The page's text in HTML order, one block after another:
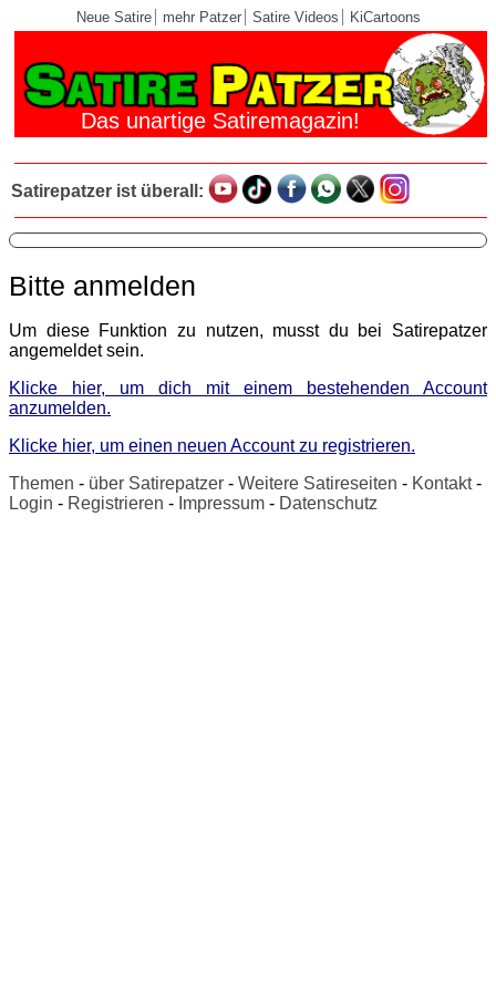
Neue Satire mehr Patzer Satire Videos KiCartoons
Das unartige Satiremagazin!
Satirepatzer ist überall:
Bitte anmelden
Um diese Funktion zu nutzen, musst du bei Satirepatzer
angemeldet sein.
Klicke hier, um dich mit einem bestehenden Account
anzumelden.
Klicke hier, um einen neuen Account zu registrieren.
Themen - über Satirepatzer - Weitere Satireseiten - Kontakt-
Login - Registrieren - Impressum - Datenschutz